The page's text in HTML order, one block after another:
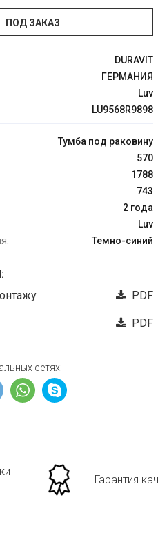
ПОД ЗАКАЗ
DURAVIT
ГЕРМАНИЯ
Luv
LU9568R9898
Тумба под раковину
570
1788
743
2 года
Luv
Темно-синий
PDF
PDF
сетях:
Гарантия